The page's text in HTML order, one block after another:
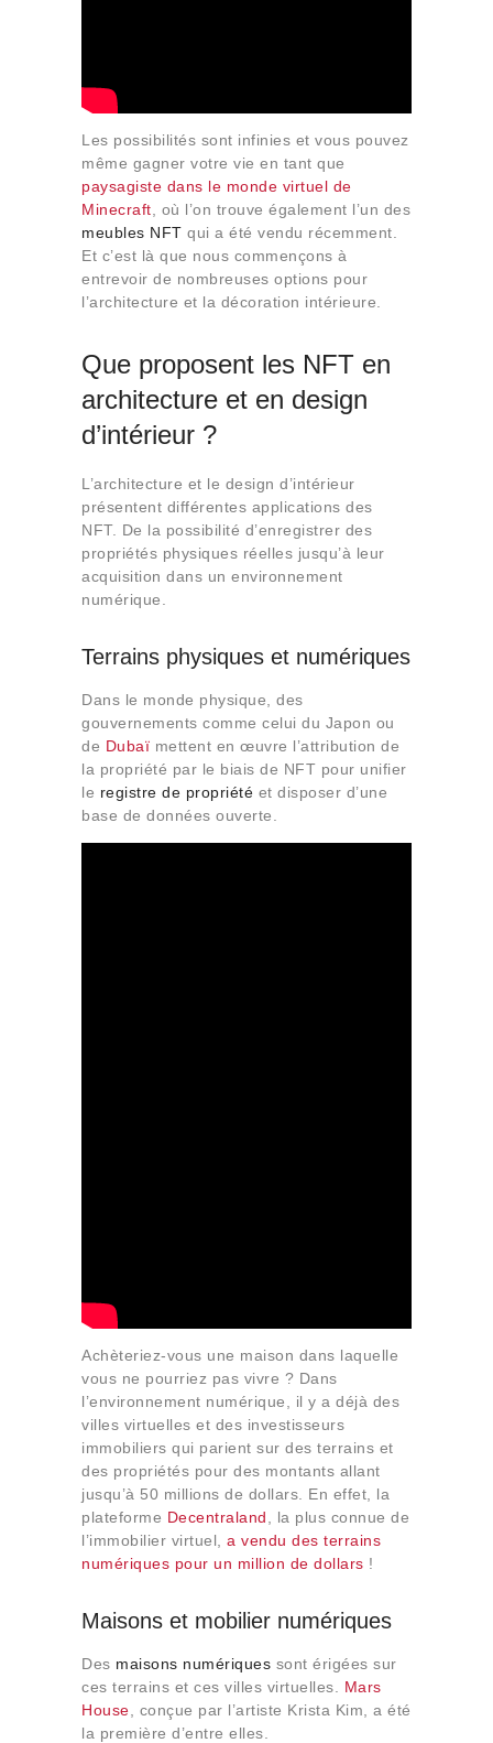
Les possibilités sont infinies et vous pouvez
même gagner votre vie en tant que
paysagiste dans le monde virtuel de
Minecraft , où l’on trouve également l’un des
meubles NFT qui a été vendu récemment.
Et c’est là que nous commençons à
entrevoir de nombreuses options pour
l’architecture et la décoration intérieure.
Que proposent les NFT en
architecture et en design
d’intérieur ?
L’architecture et le design d’intérieur
présentent différentes applications des
NFT. De la possibilité d’enregistrer des
propriétés physiques réelles jusqu’à leur
acquisition dans un environnement
numérique.
Terrains physiques et numériques
Dans le monde physique, des
gouvernements comme celui du Japon ou
de Dubaï mettent en œuvre l’attribution de
la propriété par le biais de NFT pour unifier
le registre de propriété et disposer d’une
base de données ouverte.
Achèteriez-vous une maison dans laquelle
vous ne pourriez pas vivre ? Dans
l’environnement numérique, il y a déjà des
villes virtuelles et des investisseurs
immobiliers qui parient sur des terrains et
des propriétés pour des montants allant
jusqu’à 50 millions de dollars. En effet, la
plateforme Decentraland , la plus connue de
l’immobilier virtuel, a vendu des terrains
numériques pour un million de dollars !
Maisons et mobilier numériques
Des maisons numériques sont érigées sur
ces terrains et ces villes virtuelles. Mars
House , conçue par l’artiste Krista Kim, a été
la première d’entre elles.